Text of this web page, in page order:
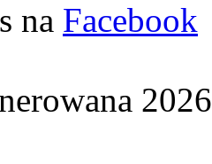
na Facebook